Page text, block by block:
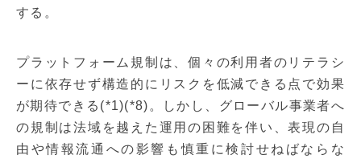
する。
プラットフォーム規制は、個々の利用者のリテラシ
ーに依存せず構造的にリスクを低減できる点で効果
が期待できる(*1)(*8)。しかし、グローバル事業者へ
の規制は法域を越えた運用の困難を伴い、表現の自
由や情報流通への影響も慎重に検討せねばならな